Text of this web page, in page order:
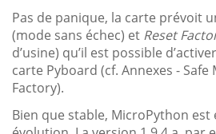
Pas de panique, la carte prévoit
(mode sans échec) et Reset
d’usine) qu’il est possible
carte Pyboard (cf. Annexes - Safe
Factory).
Bien que stable, MicroPython est